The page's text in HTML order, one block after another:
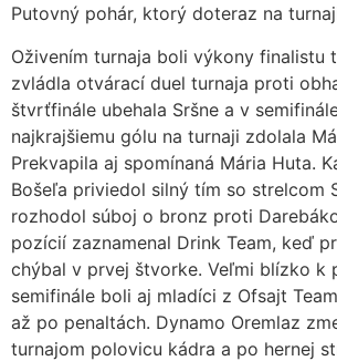
Putovný pohár, ktorý doteraz na
Oživením turnaja boli výkony finalistu
zvládla otvárací duel turnaja proti
štvrťfinále ubehala Sršne a v
najkrajšiemu gólu na turnaji zdolala
Prekvapila aj spomínaná Mária Huta.
Bošeľa priviedol silný tím so strelcom
rozhodol súboj o bronz proti
pozícií zaznamenal Drink Team, keď
chýbal v prvej štvorke. Veľmi blízko k
semifinále boli aj mladíci z Ofsajt
až po penaltách. Dynamo Oremlaz
turnajom polovicu kádra a po hernej